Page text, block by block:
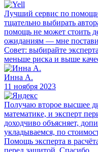
Лучший сервис по
тщательно выбирать
помощь не может стоить
ожиданиям — мне
Совет: выбирайте
меньше риска и выше
Инна А.
11 ноября 2023
Получаю второе высшее
математике, и эксперт
доходчиво объясняет,
укладываемся, по
Помощь эксперта в
перед защитой. Спасибо